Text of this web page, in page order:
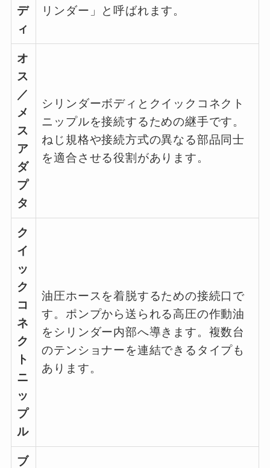
デ
ィ
リンダー」と呼ばれます。
オ
ス
／
メ
ス
ア
ダ
プ
タ
シリンダーボディとクイックコネクト
ニップルを接続するための継手です。
ねじ規格や接続方式の異なる部品同士
を適合させる役割があります。
ク
イ
ッ
ク
コ
ネ
ク
ト
ニ
ッ
プ
ル
油圧ホースを着脱するための接続口で
す。ポンプから送られる高圧の作動油
をシリンダー内部へ導きます。複数台
のテンショナーを連結できるタイプも
あります。
ブ